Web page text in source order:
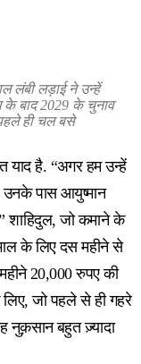
लंबी लड़ाई ने उन्हें
के बाद 2029 के चुनाव
ही चल बसे
याद है. “अगर हम उन्हें
उनके पास आयुष्मान
शाहिदुल, जो कमाने के
के लिए दस महीने से
20,000 रुपए की
जो पहले से ही गहरे
बहुत ज़्यादा